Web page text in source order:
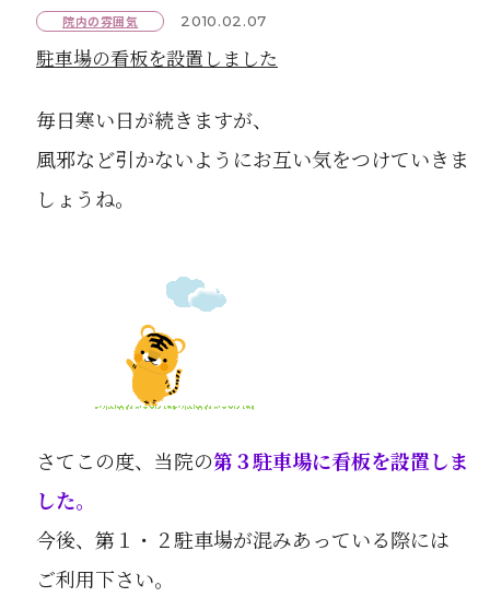
院内の雰囲気 2010.02.07
駐車場の看板を設置しました
毎日寒い日が続きますが、
風邪など引かないようにお互い気をつけていきま
しょうね。
さてこの度、当院の第３駐車場に看板を設置しま
した。
今後、第１・２駐車場が混みあっている際には
ご利用下さい。